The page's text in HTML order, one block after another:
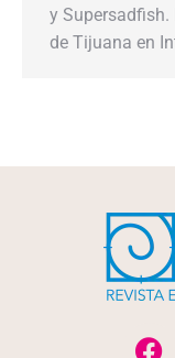
y Supersadfish.
de Tijuana en